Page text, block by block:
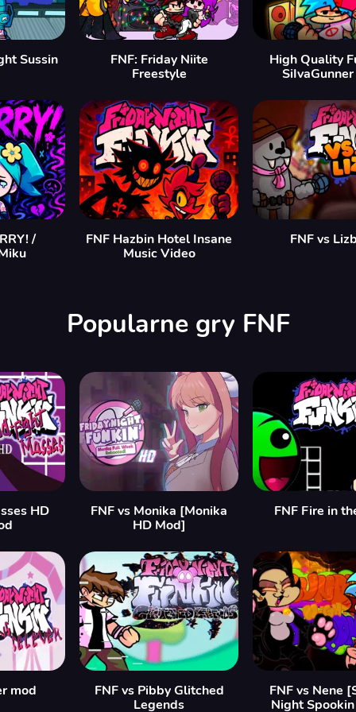
Sussin
FNF: Friday Niite
Freestyle
High Quality
/
FNF Hazbin Hotel Insane
Music Video
FNF vs
Popularne gry FNF
HD
FNF vs Monika [Monika
HD Mod]
FNF Fire in
mod
FNF vs Pibby Glitched
Legends
FNF vs Nene
Night